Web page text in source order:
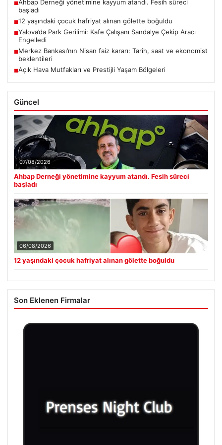
■Ahbap Derneği yönetimine kayyum atandı. Fesih süreci
başladı
■12 yaşındaki çocuk hafriyat alınan gölette boğuldu
■Yalova’da Park Gerilimi: Kafe Çalışanı Sandalye Çekip Aracı
Engelledi
■Merkez Bankası’nın Nisan faiz kararı: Tarih, saat ve ekonomist
beklentileri
■Açık Hava Mutfakları ve Prestijli Yaşam Bölgeleri
Güncel
07/08/2026
Ahbap Derneği yönetimine kayyum atandı. Fesih süreci
başladı
06/08/2026
12 yaşındaki çocuk hafriyat alınan gölette boğuldu
Son Eklenen Firmalar